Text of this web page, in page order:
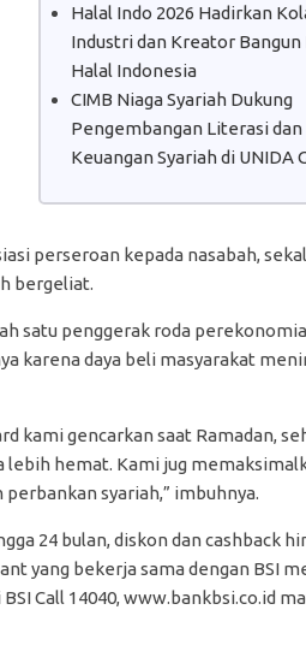
Halal Indo 2026 Hadirkan
Industri dan Kreator
Halal Indonesia
CIMB Niaga Syariah Dukung
Pengembangan Literasi dan
Keuangan Syariah di UNIDA
perseroan kepada nasabah,
bergeliat.
satu penggerak roda
karena daya beli masyarakat
kami gencarkan saat Ramadan,
hemat. Kami jug
syariah,” imbuhnya.
24 bulan, diskon dan cashback
yang bekerja sama dengan BSI
Call 14040, www.bankbsi.co.id